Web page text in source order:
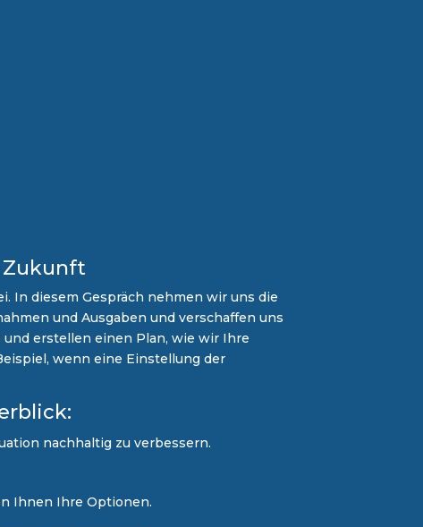
Zukunft
In diesem Gespräch nehmen wir uns die
und Ausgaben und verschaffen uns
erstellen einen Plan, wie wir Ihre
wenn eine Einstellung der
nachhaltig zu verbessern.
Ihnen Ihre Optionen.